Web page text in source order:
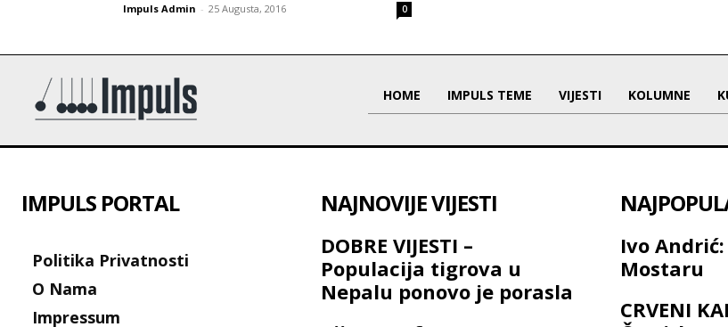
Impuls Admin - 25 Augusta, 2016 0
HOME IMPULS TEME VIJESTI KOLUMNE
IMPULS PORTAL
Politika Privatnosti
O Nama
Impressum
NAJNOVIJE VIJESTI
DOBRE VIJESTI –
Populacija tigrova u
Nepalu ponovo je porasla
Ivo
Mostaru
CRVENI